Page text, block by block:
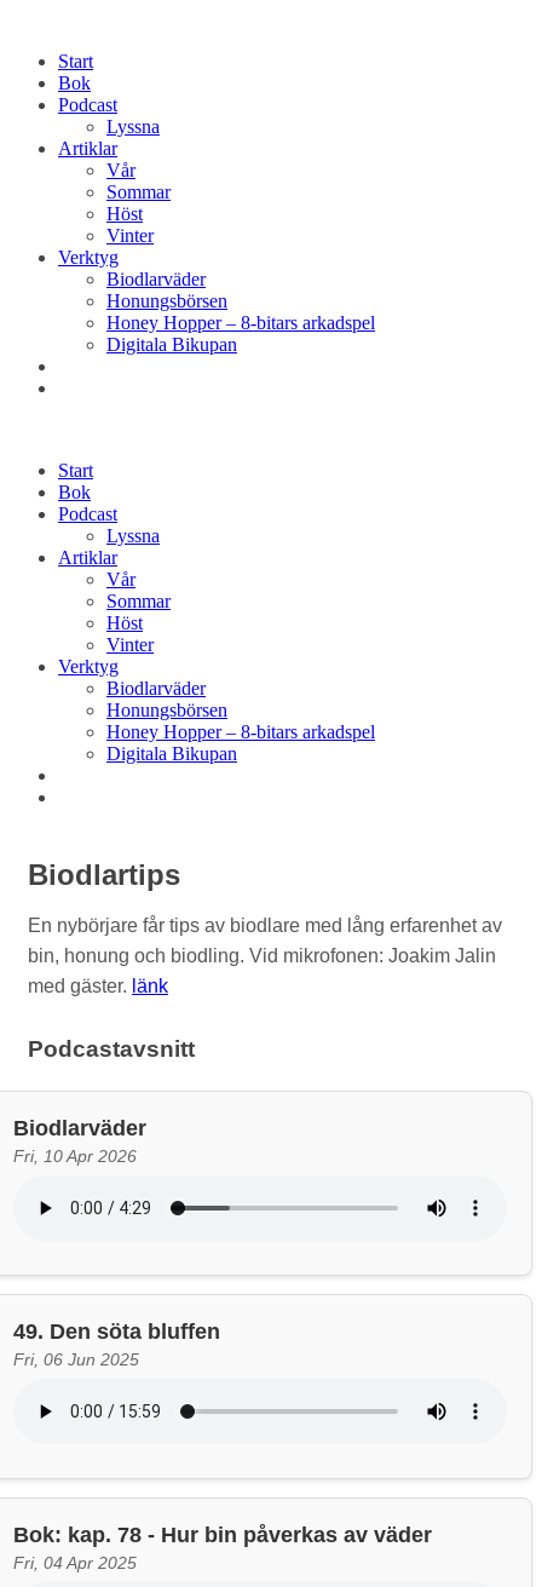
Start
Bok
Podcast
Lyssna
Artiklar
Vår
Sommar
Höst
Vinter
Verktyg
Biodlarväder
Honungsbörsen
Honey Hopper – 8-bitars arkadspel
Digitala Bikupan
Start
Bok
Podcast
Lyssna
Artiklar
Vår
Sommar
Höst
Vinter
Verktyg
Biodlarväder
Honungsbörsen
Honey Hopper – 8-bitars arkadspel
Digitala Bikupan
Biodlartips
En nybörjare får tips av biodlare med lång erfarenhet av
bin, honung och biodling. Vid mikrofonen: Joakim Jalin
med gäster. länk
Podcastavsnitt
Biodlarväder
Fri, 10 Apr 2026
49. Den söta bluffen
Fri, 06 Jun 2025
Bok: kap. 78 - Hur bin påverkas av väder
Fri, 04 Apr 2025